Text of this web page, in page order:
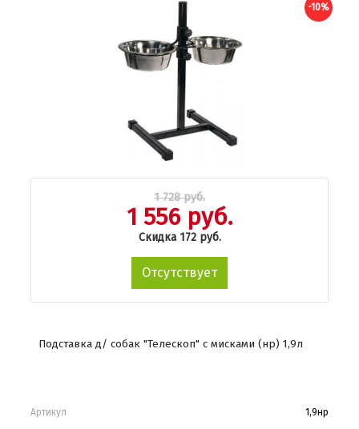
-10%
1 728 руб.
1 556 руб.
Скидка 172 руб.
Отсутствует
Подставка д/ собак "Телескоп" с мисками (нр) 1,9л
Артикул 1,9нр